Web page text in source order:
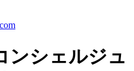
ンシェルジュ